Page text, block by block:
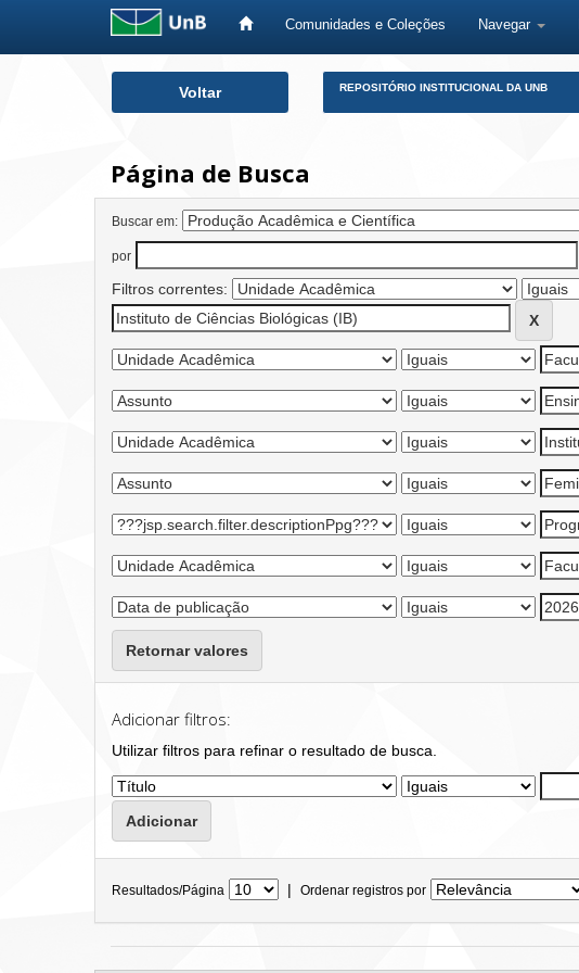
Comunidades e Coleções Navegar
Voltar REPOSITÓRIO INSTITUCIONAL DA UNB
Página de Busca
Buscar em:
por
Filtros correntes:
Retornar valores
Adicionar filtros:
Utilizar filtros para refinar o resultado de busca.
Resultados/Página | Ordenar registros por